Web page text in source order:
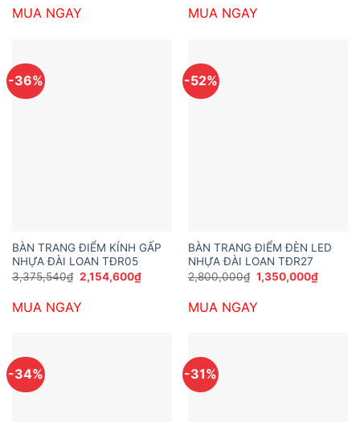
3,375,540₫.
MUA NGAY
2,954,880₫.
MUA NGAY
-36%
BÀN TRANG ĐIỂM KÍNH GẤP
NHỰA ĐÀI LOAN TĐR05
3,375,540₫ Giá
gốc
3,375,540₫.
2,154,600₫Giá
hiện
MUA NGAY
-52%
BÀN TRANG ĐIỂM ĐÈN LED
NHỰA ĐÀI LOAN TĐR27
2,800,000₫ Giá
gốc
2,800,000₫.
1,350,000₫Giá
hiện
MUA NGAY
-34% -31%